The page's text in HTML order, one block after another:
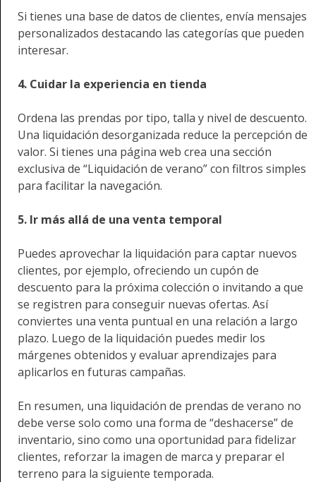
Si tienes una base de datos de clientes, envía mensajes
personalizados destacando las categorías que pueden
interesar.
4. Cuidar la experiencia en tienda
Ordena las prendas por tipo, talla y nivel de descuento.
Una liquidación desorganizada reduce la percepción de
valor. Si tienes una página web crea una sección
exclusiva de “Liquidación de verano” con filtros simples
para facilitar la navegación.
5. Ir más allá de una venta temporal
Puedes aprovechar la liquidación para captar nuevos
clientes, por ejemplo, ofreciendo un cupón de
descuento para la próxima colección o invitando a que
se registren para conseguir nuevas ofertas. Así
conviertes una venta puntual en una relación a largo
plazo. Luego de la liquidación puedes medir los
márgenes obtenidos y evaluar aprendizajes para
aplicarlos en futuras campañas.
En resumen, una liquidación de prendas de verano no
debe verse solo como una forma de “deshacerse” de
inventario, sino como una oportunidad para fidelizar
clientes, reforzar la imagen de marca y preparar el
terreno para la siguiente temporada.